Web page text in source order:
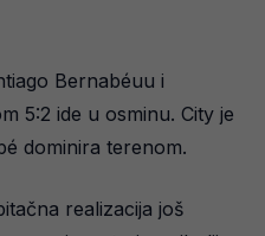
Bernabéuu i
5:2 ide u osminu. City je
dominira terenom.
realizacija još